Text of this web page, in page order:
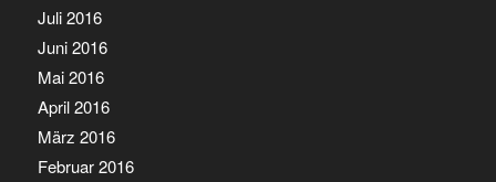
Juli 2016
Juni 2016
Mai 2016
April 2016
März 2016
Februar 2016